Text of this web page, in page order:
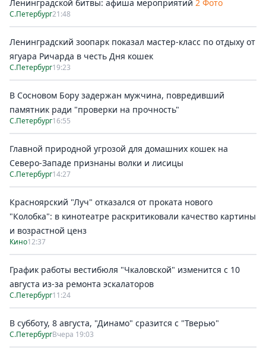
Ленинградской битвы: афиша мероприятий 2 Фото
С.Петербург21:48
Ленинградский зоопарк показал мастер-класс по отдыху от
ягуара Ричарда в честь Дня кошек
С.Петербург19:23
В Сосновом Бору задержан мужчина, повредивший
памятник ради "проверки на прочность"
С.Петербург16:55
Главной природной угрозой для домашних кошек на
Северо-Западе признаны волки и лисицы
С.Петербург14:27
Красноярский "Луч" отказался от проката нового
"Колобка": в кинотеатре раскритиковали качество картины
и возрастной ценз
Кино12:37
График работы вестибюля "Чкаловской" изменится с 10
августа из-за ремонта эскалаторов
С.Петербург11:24
В субботу, 8 августа, "Динамо" сразится с "Тверью"
С.ПетербургВчера 19:03